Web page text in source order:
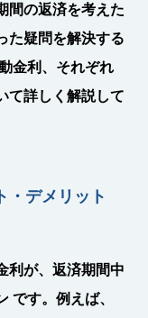
間の返済を考えた
た疑問を解決する
金利、それぞれ
て詳しく解説して
・デメリット
利が、返済期間中
です。例えば、